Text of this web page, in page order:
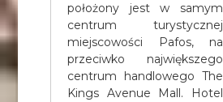
położony jest w samym
centrum turystycznej
miejscowości Pafos, na
przeciwko największego
centrum handlowego The
Kings Avenue Mall. Hotel